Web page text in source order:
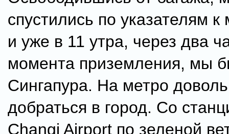
спустились по указателям
и уже в 11 утра, через два
момента приземления, мы
Сингапура. На метро
добраться в город. Со
Changi Airport по зеленой